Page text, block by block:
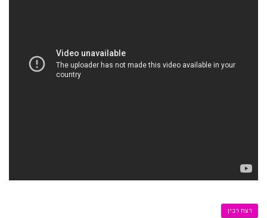
רצח רבין